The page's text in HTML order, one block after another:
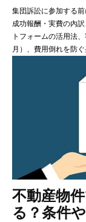
集団訴訟に参加する
成功報酬・実費の內
トフォームの活用法
月）、費用倒れを防ぐ
不動産物
る？条件